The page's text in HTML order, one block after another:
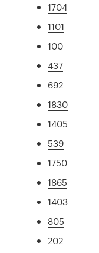
1704
1101
100
437
692
1830
1405
539
1750
1865
1403
805
202